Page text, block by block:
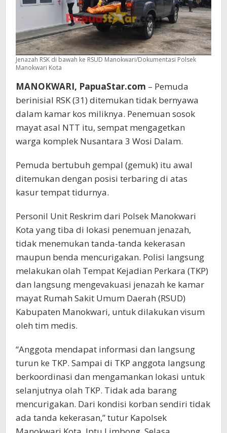
Jenazah RSK di bawah ke RSUD Manokwari/Dokumentasi Polsek
Manokwari Kota
MANOKWARI, PapuaStar.com – Pemuda
berinisial RSK (31) ditemukan tidak bernyawa
dalam kamar kos miliknya. Penemuan sosok
mayat asal NTT itu, sempat mengagetkan
warga komplek Nusantara 3 Wosi Dalam.
Pemuda bertubuh gempal (gemuk) itu awal
ditemukan dengan posisi terbaring di atas
kasur tempat tidurnya.
Personil Unit Reskrim dari Polsek Manokwari
Kota yang tiba di lokasi penemuan jenazah,
tidak menemukan tanda-tanda kekerasan
maupun benda mencurigakan. Polisi langsung
melakukan olah Tempat Kejadian Perkara (TKP)
dan langsung mengevakuasi jenazah ke kamar
mayat Rumah Sakit Umum Daerah (RSUD)
Kabupaten Manokwari, untuk dilakukan visum
oleh tim medis.
“Anggota mendapat informasi dan langsung
turun ke TKP. Sampai di TKP anggota langsung
berkoordinasi dan mengamankan lokasi untuk
selanjutnya olah TKP. Tidak ada barang
mencurigakan. Dari kondisi korban sendiri tidak
ada tanda kekerasan,” tutur Kapolsek